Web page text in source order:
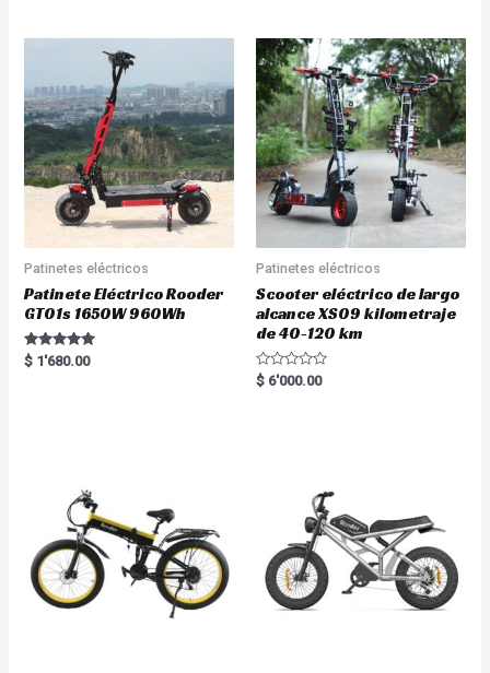
Patinetes eléctricos
Patinete Eléctrico Rooder
GT01s 1650W 960Wh
Rated
5.00
$ 1'680.00
Patinetes eléctricos
Scooter eléctrico de largo
alcance XS09 kilometraje
de 40-120 km
R
a
$ 6'000.00